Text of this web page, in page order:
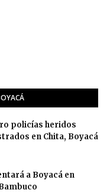
policías heridos
en Chita, Boyacá
a Boyacá en